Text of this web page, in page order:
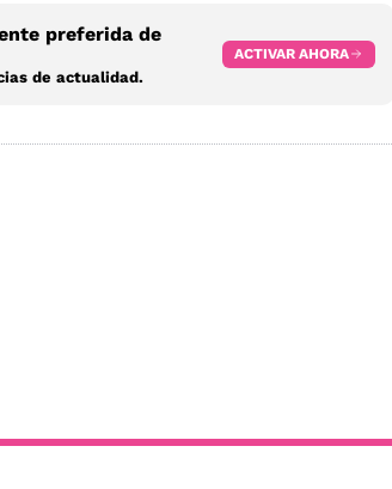
preferida de
de actualidad.
ACTIVAR AHORA